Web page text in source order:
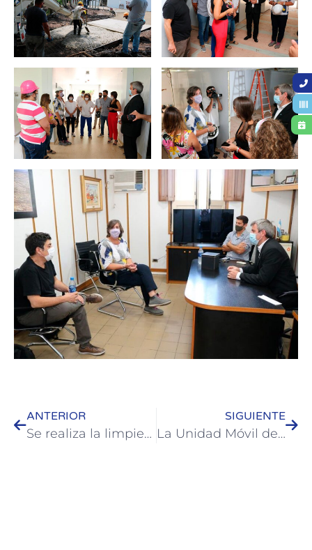
ANTERIOR
Se realiza la limpieza y mantenimiento de las cuencas pluviales
SIGUIENTE
La Unidad Móvil de ANSES atendió consultas de vecinos de Colón